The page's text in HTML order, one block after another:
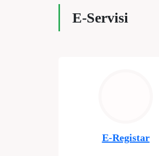
E-Servisi
E-Registar